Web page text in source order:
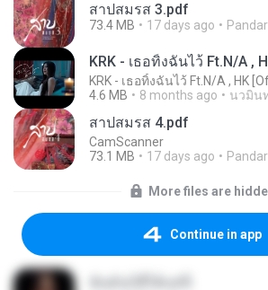
สาปสมรส 3.pdf
73.4 MB 17 days ago
KRK - เธอทิ้งฉันไว้ Ft.N/A ,
KRK - เธอทิ้งฉันไว้ Ft.N/A , HK
4.6 MB
8 months ago นวมิน
สาปสมรส 4.pdf
CamScanner
73.1 MB
17 days ago
More files are
Continue in app